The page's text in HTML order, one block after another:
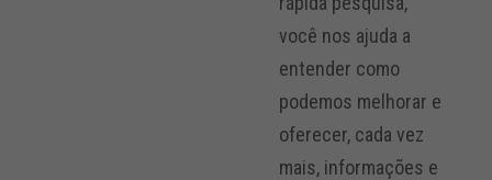
você nos ajuda a
entender como
podemos melhorar e
oferecer, cada vez
mais, informações e